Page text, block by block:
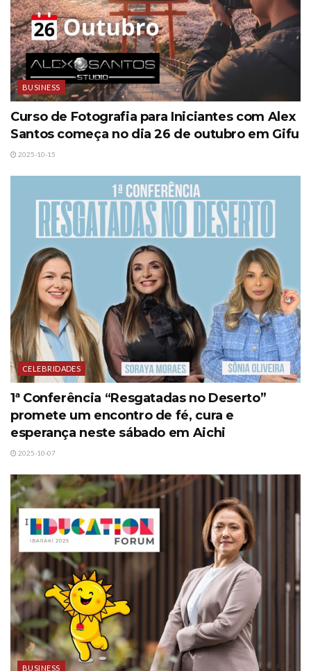
BUSINESS
Curso de Fotografia para Iniciantes com Alex
Santos começa no dia 26 de outubro em Gifu
2025-10-15
CELEBRIDADES
1ª Conferência “Resgatadas no Deserto”
promete um encontro de fé, cura e
esperança neste sábado em Aichi
2025-10-07
BUSINESS